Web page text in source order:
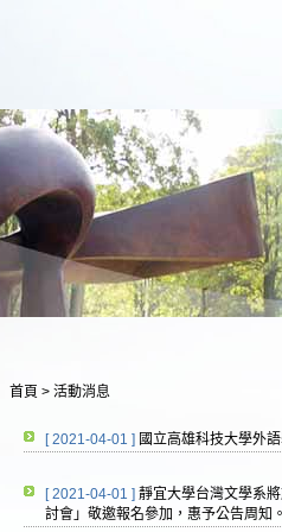
首頁 > 活動消息
[ 2021-04-01 ] 國立高雄科技大學外
[ 2021-04-01 ] 靜宜大學台灣文學系
討會」敬邀報名參加，惠予公告周知。